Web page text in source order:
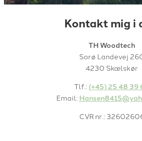
Kontakt mig i
TH Woodtech
Sorø Landevej
4230 Skælskør
Tlf.: (+45) 25 48 39
Email:
CVR nr.: